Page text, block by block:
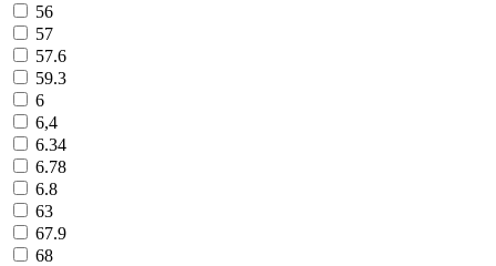
56
57
57.6
59.3
6
6,4
6.34
6.78
6.8
63
67.9
68